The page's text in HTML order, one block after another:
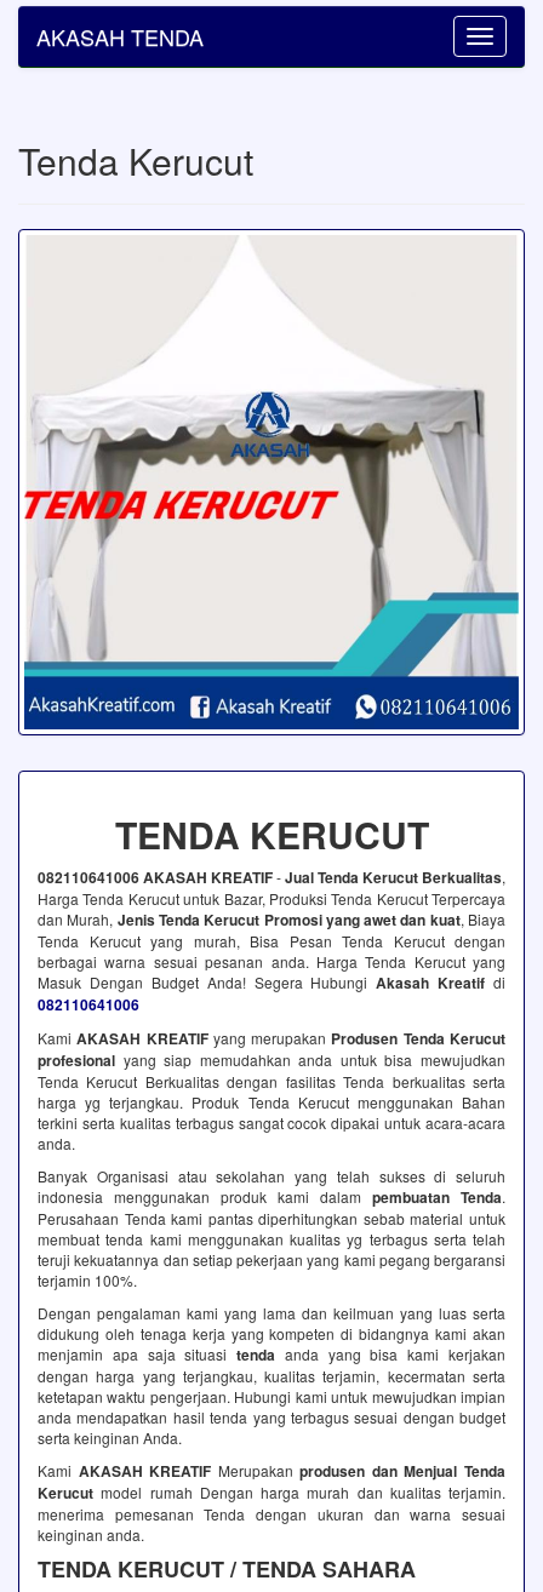
Toggle
AKASAH TENDA
Tenda Kerucut
TENDA KERUCUT
082110641006 AKASAH KREATIF-Jual Tenda Kerucut Berkualitas,
Harga Tenda Kerucut untuk Bazar, Produksi Tenda Kerucut Terpercaya
dan Murah, Jenis Tenda Kerucut Promosi yang awet dan kuat, Biaya
Tenda Kerucut yang murah, Bisa Pesan Tenda Kerucut dengan
berbagai warna sesuai pesanan anda. Harga Tenda Kerucut yang
Masuk Dengan Budget Anda! Segera HubungiAkasah Kreatif di
082110641006
KamiAKASAH KREATIFyang merupakan Produsen Tenda Kerucut
profesional yang siap memudahkan anda untuk bisa mewujudkan
Tenda Kerucut Berkualitas dengan fasilitas Tenda berkualitas serta
harga yg terjangkau. Produk Tenda Kerucut menggunakan Bahan
terkini serta kualitas terbagus sangat cocok dipakai untuk acara-acara
anda.
Banyak Organisasi atau sekolahan yang telah sukses di seluruh
indonesia menggunakan produk kami dalam pembuatan Tenda.
Perusahaan Tenda kami pantas diperhitungkan sebab material untuk
membuat tenda kami menggunakan kualitas yg terbagus serta telah
teruji kekuatannya dan setiap pekerjaan yang kami pegang bergaransi
terjamin 100%.
Dengan pengalaman kami yang lama dan keilmuan yang luas serta
didukung oleh tenaga kerja yang kompeten di bidangnya kami akan
menjamin apa saja situasitenda anda yang bisa kami kerjakan
dengan harga yang terjangkau, kualitas terjamin, kecermatan serta
ketetapan waktu pengerjaan. Hubungi kami untuk mewujudkan impian
anda mendapatkan hasil tenda yang terbagus sesuai dengan budget
serta keinginan Anda.
Kami AKASAH KREATIF Merupakanprodusen dan Menjual Tenda
Kerucut model rumah Dengan harga murah dan kualitas terjamin.
menerima pemesanan Tenda dengan ukuran dan warna sesuai
keinginan anda.
TENDA KERUCUT / TENDA SAHARA